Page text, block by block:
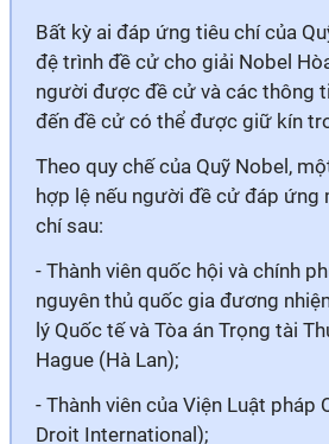
Bất kỳ ai đáp ứng tiêu chí của
đệ trình đề cử cho giải Nobel
người được đề cử và các thông
đến đề cử có thể được giữ kín
Theo quy chế của Quỹ Nobel,
hợp lệ nếu người đề cử đáp
chí sau:
- Thành viên quốc hội và chính
nguyên thủ quốc gia đương
lý Quốc tế và Tòa án Trọng tài
Hague (Hà Lan);
- Thành viên của Viện Luật
Droit International);